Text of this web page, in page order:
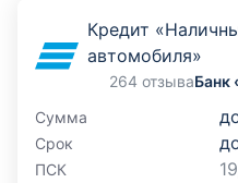
Кредит
автомобиля»
264 отзываБанк
Сумма
Срок
ПСК